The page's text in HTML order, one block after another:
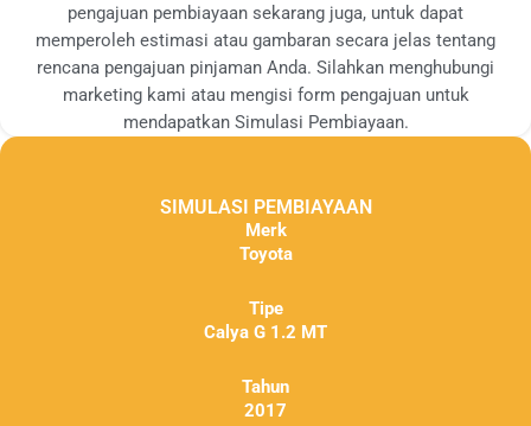
pengajuan pembiayaan sekarang juga, untuk dapat
memperoleh estimasi atau gambaran secara jelas tentang
rencana pengajuan pinjaman Anda. Silahkan menghubungi
marketing kami atau mengisi form pengajuan untuk
mendapatkan Simulasi Pembiayaan.
SIMULASI PEMBIAYAAN
Merk
Toyota
Tipe
Calya G 1.2 MT
Tahun
2017